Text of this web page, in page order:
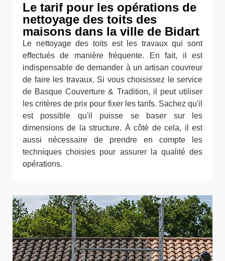
Le tarif pour les opérations de
nettoyage des toits des
maisons dans la ville de Bidart
Le nettoyage des toits est les travaux qui sont
effectués de manière fréquente. En fait, il est
indispensable de demander à un artisan couvreur
de faire les travaux. Si vous choisissez le service
de Basque Couverture & Tradition, il peut utiliser
les critères de prix pour fixer les tarifs. Sachez qu'il
est possible qu'il puisse se baser sur les
dimensions de la structure. À côté de cela, il est
aussi nécessaire de prendre en compte les
techniques choisies pour assurer la qualité des
opérations.